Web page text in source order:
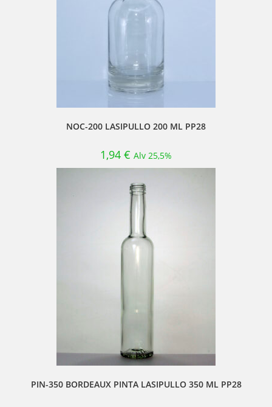
NOC-200 LASIPULLO 200 ML PP28
1,94 € Alv 25,5%
PIN-350 BORDEAUX PINTA LASIPULLO 350 ML PP28